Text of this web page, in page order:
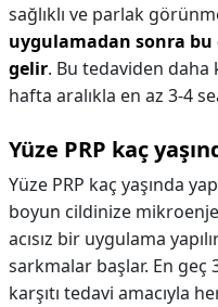
sağlıklı ve parlak
uygulamadan sonra
gelir. Bu tedaviden daha
hafta aralıkla en az 3-4
Yüze PRP kaç
Yüze PRP kaç yaşında
boyun cildinize
acısız bir uygulama
sarkmalar başlar. En geç
karşıtı tedavi amacıyla